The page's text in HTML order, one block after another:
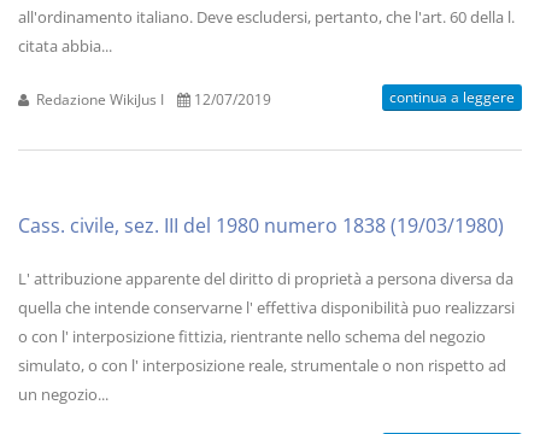
all'ordinamento italiano. Deve escludersi, pertanto, che l'art. 60 della l.
citata abbia...
Redazione WikiJus I 12/07/2019 continua a leggere
Cass. civile, sez. III del 1980 numero 1838 (19/03/1980)
L' attribuzione apparente del diritto di proprietà a persona diversa da
quella che intende conservarne l' effettiva disponibilità puo realizzarsi
o con l' interposizione fittizia, rientrante nello schema del negozio
simulato, o con l' interposizione reale, strumentale o non rispetto ad
un negozio...